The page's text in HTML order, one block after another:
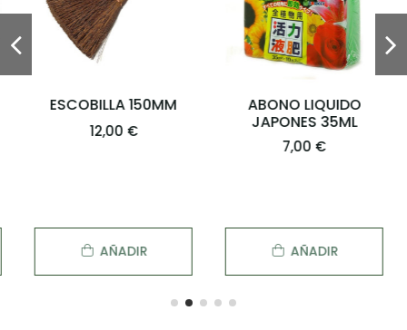
ESCOBILLA 150MM
12,00 €
AÑADIR
ABONO LIQUIDO
JAPONES 35ML
7,00 €
AÑADIR